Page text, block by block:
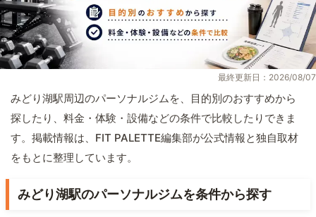
最終更新日：2026/08/07
みどり湖駅周辺のパーソナルジムを、目的別のおすすめから
探したり、料金・体験・設備などの条件で比較したりできま
す。掲載情報は、FIT PALETTE編集部が公式情報と独自取材
をもとに整理しています。
みどり湖駅のパーソナルジムを条件から探す